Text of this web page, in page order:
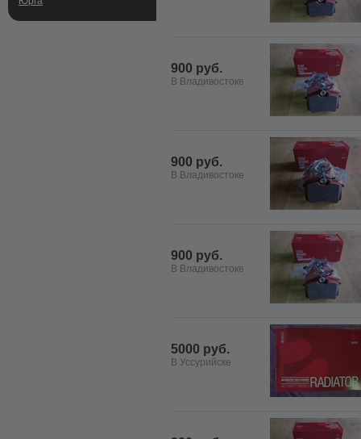
900 руб.
В Владивостоке
900 руб.
В Владивостоке
900 руб.
В Владивостоке
5000 руб.
В Уссурийске